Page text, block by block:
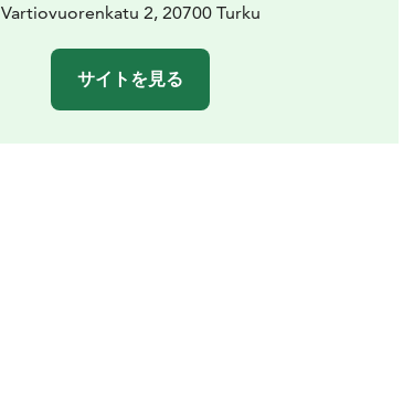
Vartiovuorenkatu 2, 20700 Turku
サイトを見る